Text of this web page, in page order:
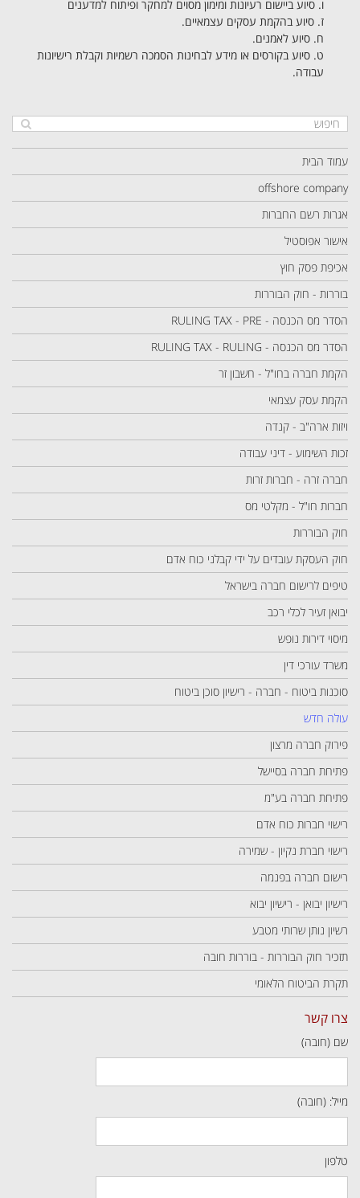
ו. סיוע ביישום רעיונות ומימון מסוים למחקר ופיתוח למדענים
ז. סיוע בהקמת עסקים עצמאיים.
ח. סיוע לאמנים.
ט. סיוע בקורסים או מידע לבחינות הסמכה רשמיות וקבלת רישיונות
עבודה.
עמוד הבית
offshore company
אגרות רשם החברות
אישור אפוסטיל
אכיפת פסק חוץ
בוררות - חוק הבוררות
הסדר מס הכנסה - RULING TAX - PRE
הסדר מס הכנסה - RULING TAX - RULING
הקמת חברה בחו"ל - חשבון זר
הקמת עסק עצמאי
ויזות ארה"ב - קנדה
זכות השימוע - דיני עבודה
חברה זרה - חברות זרות
חברות חו"ל - מקלטי מס
חוק הבוררות
חוק העסקת עובדים על ידי קבלני כוח אדם
טיפים לרישום חברה בישראל
יבואן זעיר לכלי רכב
מיסוי דירות נופש
משרד עורכי דין
סוכנות ביטוח - חברה - רישיון סוכן ביטוח
עולה חדש
פירוק חברה מרצון
פתיחת חברה בסיישל
פתיחת חברה בע"מ
רישוי חברות כוח אדם
רישוי חברת נקיון - שמירה
רישום חברה בפנמה
רישיון יבואן - רישיון יבוא
רשיון נותן שרותי מטבע
תזכיר חוק הבוררות - בוררות חובה
תקרת הביטוח הלאומי
צרו קשר
שם (חובה)
מייל: (חובה)
טלפון